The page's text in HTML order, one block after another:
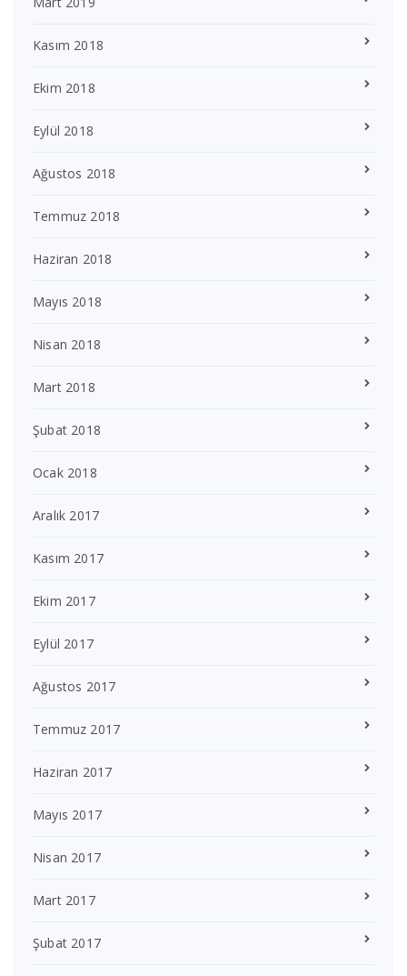
Kasım 2018
Ekim 2018
Eylül 2018
Ağustos 2018
Temmuz 2018
Haziran 2018
Mayıs 2018
Nisan 2018
Mart 2018
Şubat 2018
Ocak 2018
Aralık 2017
Kasım 2017
Ekim 2017
Eylül 2017
Ağustos 2017
Temmuz 2017
Haziran 2017
Mayıs 2017
Nisan 2017
Mart 2017
Şubat 2017